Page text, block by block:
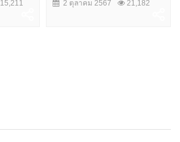
15,211 2 ตุลาคม 2567 21,182